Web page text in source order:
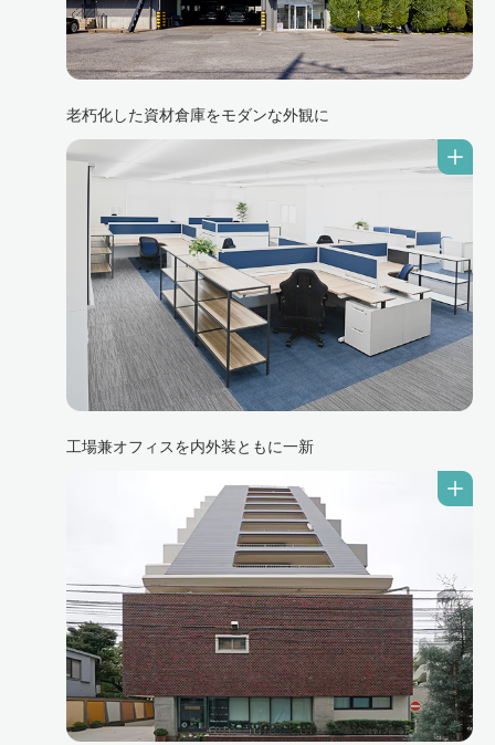
老朽化した資材倉庫をモダンな外観に
工場兼オフィスを内外装ともに一新